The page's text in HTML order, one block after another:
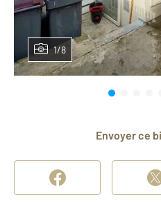
1/8
Envoyer ce